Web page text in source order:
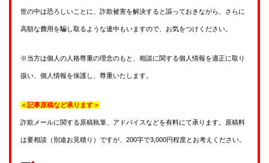
世の中は恐ろしいことに、詐欺被害を解決すると謳っておきながら、さらに
高額な費用を騙し取るような連中もいますので、お気をつけください。
※当方は個人の人格尊重の理念のもと、相談に関する個人情報を適正に取り
扱い、個人情報を保護し、尊重いたします。
＜記事原稿など承ります＞
詐欺メールに関する原稿執筆、アドバイスなどを有料にて承ります。原稿料
は要相談（別途お見積り）ですが、200字で3,000円程度とお考えください。